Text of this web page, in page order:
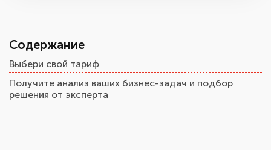
Содержание
Выбери свой тариф
Получите анализ ваших бизнес-задач и подбор
решения от эксперта